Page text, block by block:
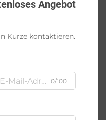
Angebot
Kürze kontaktieren.
0/100